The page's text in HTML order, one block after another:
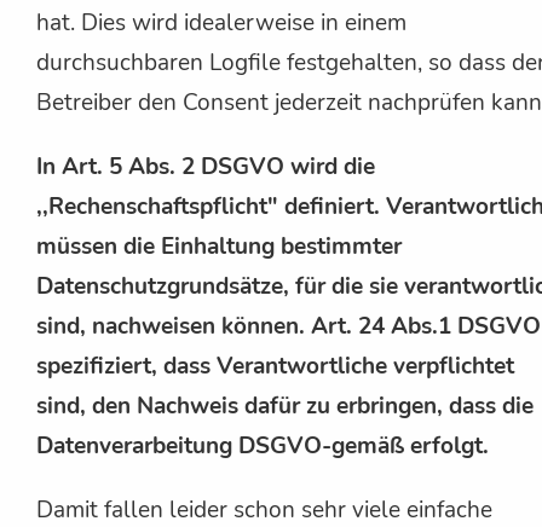
hat. Dies wird idealerweise in einem
durchsuchbaren Logfile festgehalten, so dass
Betreiber den Consent jederzeit nachprüfen
In Art. 5 Abs. 2 DSGVO wird die
,,Rechenschaftspflicht" definiert.
müssen die Einhaltung bestimmter
Datenschutzgrundsätze, für die sie
sind, nachweisen können. Art. 24 Abs.1 DSGVO
spezifiziert, dass Verantwortliche verpflichtet
sind, den Nachweis dafür zu erbringen, dass die
Datenverarbeitung DSGVO-gemäß erfolgt.
Damit fallen leider schon sehr viele einfache